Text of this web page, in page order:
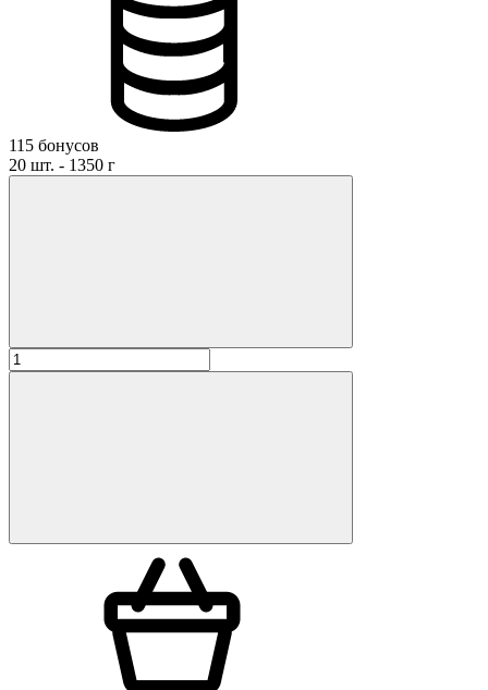
115 бонусов
20 шт. - 1350 г